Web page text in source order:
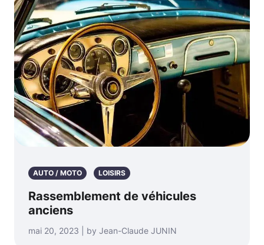
AUTO / MOTO LOISIRS
Rassemblement de véhicules
anciens
mai 20, 2023 | by Jean-Claude JUNIN